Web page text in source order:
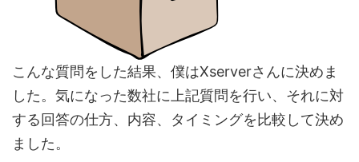
こんな質問をした結果、僕はXserverさんに決めま
した。気になった数社に上記質問を行い、それに対
する回答の仕方、内容、タイミングを比較して決め
ました。